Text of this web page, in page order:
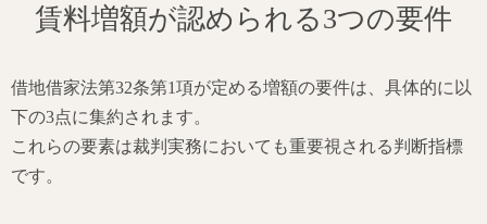
賃料増額が認められる3つの要件
借地借家法第32条第1項が定める増額の要件は、具体的に以
下の3点に集約されます。
これらの要素は裁判実務においても重要視される判断指標
です。